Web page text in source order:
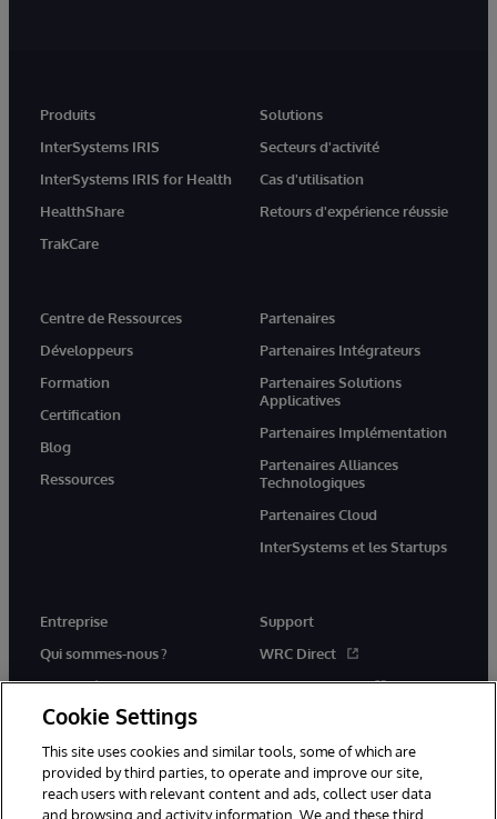
Produits
InterSystems IRIS
InterSystems IRIS for Health
HealthShare
TrakCare
Solutions
Secteurs d'activité
Cas d'utilisation
Retours d'expérience réussie
Centre de Ressources
Développeurs
Formation
Certification
Blog
Ressources
Partenaires
Partenaires Intégrateurs
Partenaires Solutions
Applicatives
Partenaires Implémentation
Partenaires Alliances
Technologiques
Partenaires Cloud
InterSystems et les Startups
Entreprise
Qui sommes-nous ?
Actualités
Événements
Rejoignez-nous
Support
WRC Direct
Documentation
Cookie Settings
This site uses cookies and similar tools, some of which are
provided by third parties, to operate and improve our site,
reach users with relevant content and ads, collect user data
and browsing and activity information. We and these third